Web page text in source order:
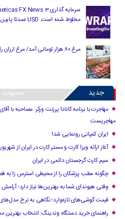
مخلوط شده است. USD عمدتا پایین.
مرغ ۸۰ هزار تومانی آمد/ مرغ ارزان را از کجا بخریم؟
جدید محبوب
مهاجرت با برنامه کانادا پرزنت ورکر: مصاحبه با
مهاجریست
ایران کمپانی رونمایی شد!
آغاز ارائه ویزا کارت و مستر کارت در ایران از شهریور ۱۴۰۱
سیم کارت گرجستان دائمی در ایران
چگونه مطب پزشکان را از محیطی استرس زا به
وقتی هیوندای شما به بهترین‌ها نیاز دارد؛ آرامش
قیمت گوشی‌های تازه‌وارد؛ نگاهی به نرخ مدل‌های
راهنمای خرید دستگاه وندینگ: انتخاب بهترین